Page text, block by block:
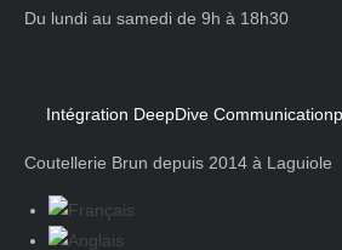
Du lundi au samedi de 9h à 18h30
Intégration DeepDive Communication
Coutellerie Brun depuis 2014 à Laguiole